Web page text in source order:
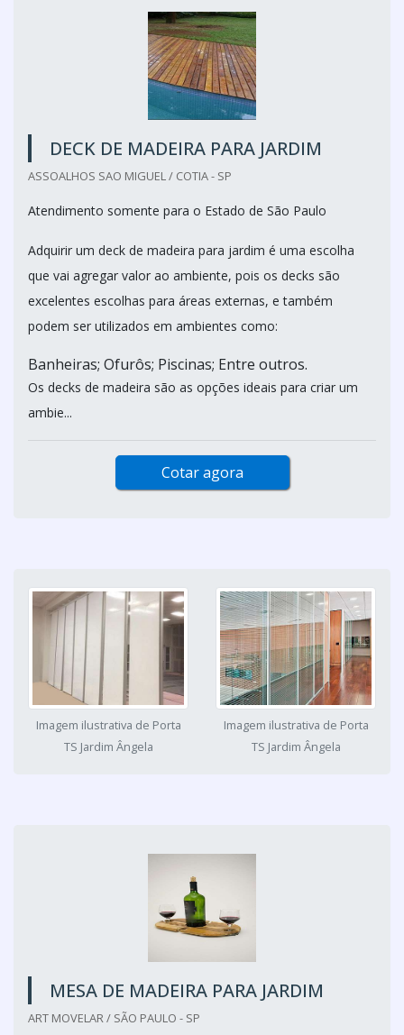
DECK DE MADEIRA PARA JARDIM
ASSOALHOS SAO MIGUEL / COTIA - SP
Atendimento somente para o Estado de São Paulo
Adquirir um deck de madeira para jardim é uma escolha
que vai agregar valor ao ambiente, pois os decks são
excelentes escolhas para áreas externas, e também
podem ser utilizados em ambientes como:
Banheiras; Ofurôs; Piscinas; Entre outros.
Os decks de madeira são as opções ideais para criar um
ambie...
Cotar agora
Imagem ilustrativa de Porta
TS Jardim Ângela
Imagem ilustrativa de Porta
TS Jardim Ângela
MESA DE MADEIRA PARA JARDIM
ART MOVELAR / SÃO PAULO - SP